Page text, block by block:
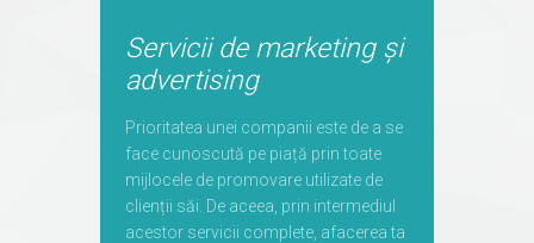
Servicii de marketing și
advertising
Prioritatea unei companii este de a se
face cunoscută pe piață prin toate
mijlocele de promovare utilizate de
clienții săi. De aceea, prin intermediul
acestor servicii complete, afacerea ta